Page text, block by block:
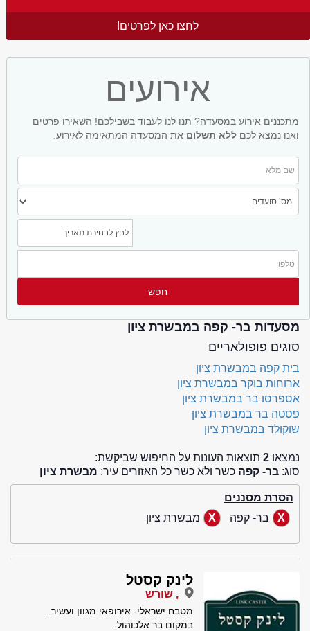
לחצו כאן לפרטים!
אירועים
מתכננים אירוע במסעדה? תנו לנו לעבוד בשבילכם! השאירו פרטים
ואנו נמצא לכם ללא תשלום את המסעדה המתאימה לאירוע.
מסעדות בר- קפה במבשרת ציון
סוגים פופולאריים
בית קפה במבשרת ציון
ארוחות בוקר במבשרת ציון
אספרסו בר במבשרת ציון
פסטה בר במבשרת ציון
שוקולד במבשרת ציון
נמצאו 2 תוצאות העונות על החיפוש שביקשת:
סוג: בר- קפה כשר ולא כשר כל האזורים עיר: מבשרת ציון
הסרת מסננים
בר- קפה
מבשרת ציון
לינק קסטל
, שורש
מטבח ישראלי- אירופאי מגוון ועשיר.
במקום בר אלכוהול.